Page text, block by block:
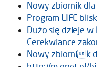
Nowy zbiornik
Program LIFE
Dużo się dzieje w
Cerekwiance
Nowy zbiornik